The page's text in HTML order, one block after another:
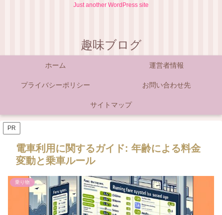
Just another WordPress site
趣味ブログ
ホーム 運営者情報
プライバシーポリシー お問い合わせ先
サイトマップ
PR
電車利用に関するガイド: 年齢による料金
変動と乗車ルール
乗り物